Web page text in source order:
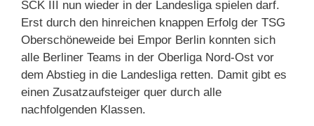
SCK III nun wieder in der Landesliga spielen darf.
Erst durch den hinreichen knappen Erfolg der TSG
Oberschöneweide bei Empor Berlin konnten sich
alle Berliner Teams in der Oberliga Nord-Ost vor
dem Abstieg in die Landesliga retten. Damit gibt es
einen Zusatzaufsteiger quer durch alle
nachfolgenden Klassen.